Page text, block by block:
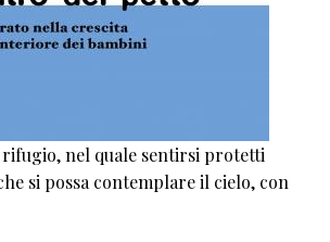
rifugio, nel quale sentirsi protetti
si possa contemplare il cielo, con